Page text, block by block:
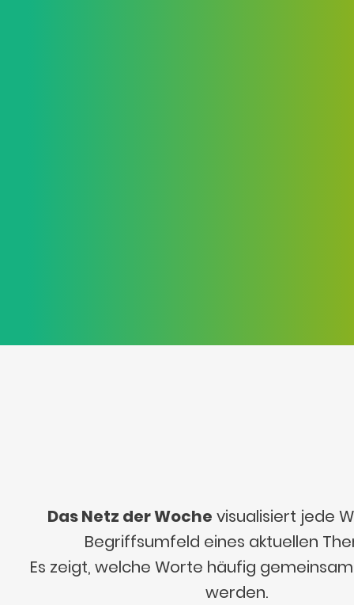
Das Netz der Woche visualisiert jede
Begriffsumfeld eines aktuellen
Es zeigt, welche Worte häufig
werden.